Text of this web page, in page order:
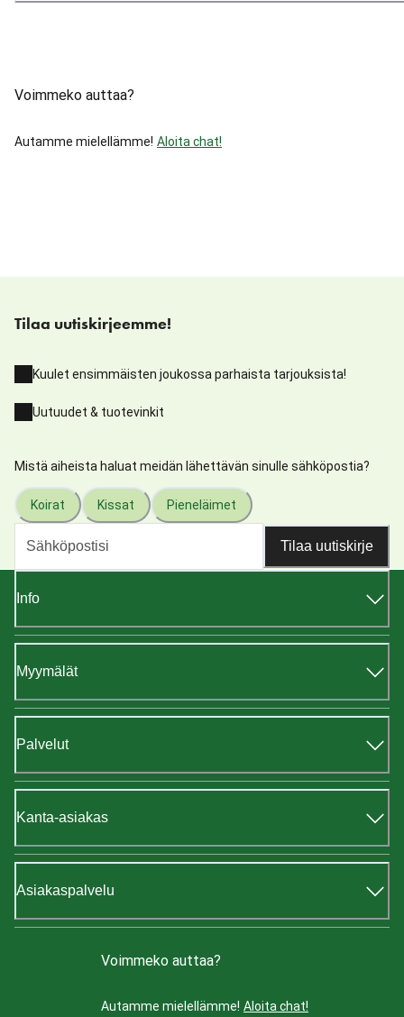
Voimmeko auttaa?
Autamme mielellämme! Aloita chat!
Tilaa uutiskirjeemme!
Kuulet ensimmäisten joukossa parhaista tarjouksista!
Uutuudet & tuotevinkit
Mistä aiheista haluat meidän lähettävän sinulle sähköpostia?
Koirat Kissat Pieneläimet
Tilaa uutiskirje
Info
Myymälät
Palvelut
Kanta-asiakas
Asiakaspalvelu
Voimmeko auttaa?
Autamme mielellämme! Aloita chat!